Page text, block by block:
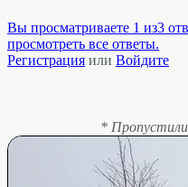
Вы просматриваете 1 из3
просмотреть все ответы.
Регистрация или Войдите
*